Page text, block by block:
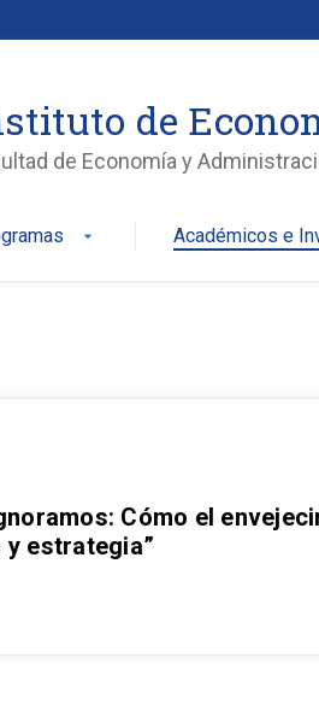
de
de Economía y
arrow_drop_down Académicos e
Cómo el
estrategia”